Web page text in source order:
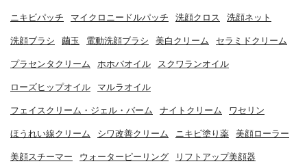
ニキビパッチ マイクロニードルパッチ 洗顔クロス 洗顔ネット
洗顔ブラシ 繭玉 電動洗顔ブラシ 美白クリーム セラミドクリーム
プラセンタクリーム ホホバオイル スクワランオイル
ローズヒップオイル マルラオイル
フェイスクリーム・ジェル・バーム ナイトクリーム ワセリン
ほうれい線クリーム シワ改善クリーム ニキビ塗り薬 美顔ローラー
美顔スチーマー ウォーターピーリング リフトアップ美顔器